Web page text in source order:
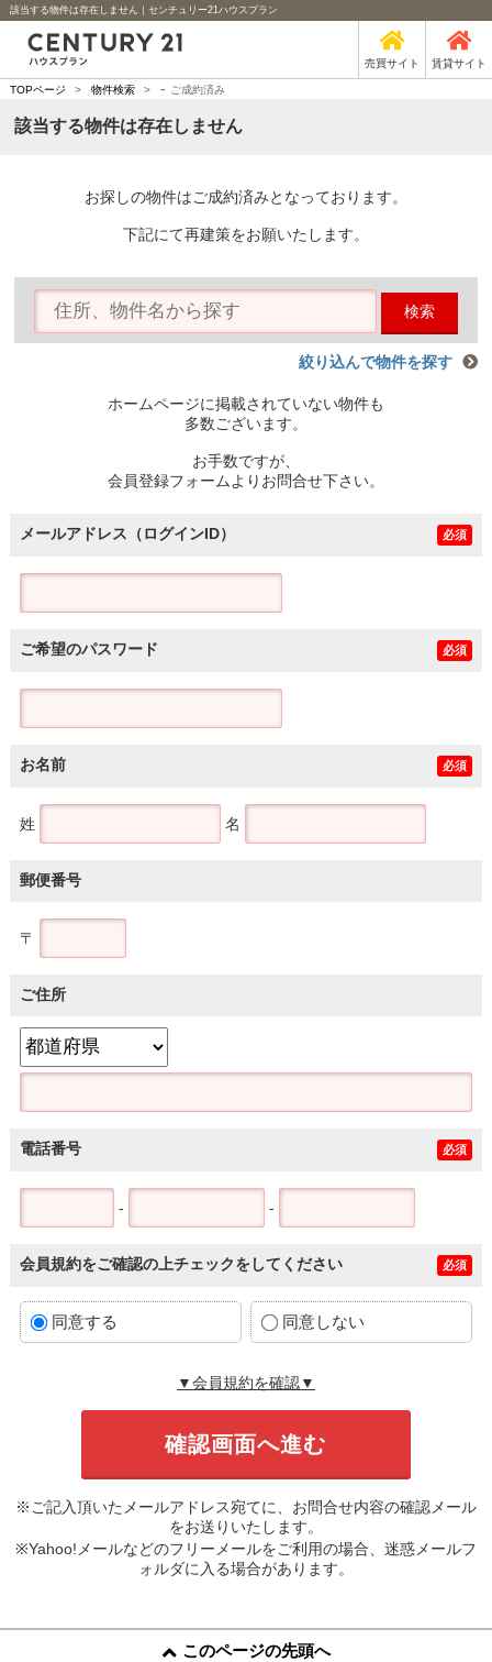
該当する物件は存在しません｜センチュリー21ハウスプラン
売買サイト 賃貸サイト
TOPページ > 物件検索 > - ご成約済み
該当する物件は存在しません
お探しの物件はご成約済みとなっております。
下記にて再建策をお願いたします。
検索
絞り込んで物件を探す
ホームページに掲載されていない物件も
多数ございます。
お手数ですが、
会員登録フォームよりお問合せ下さい。
メールアドレス（ログインID） 必須
ご希望のパスワード 必須
お名前 必須
姓 名
郵便番号
〒
ご住所
電話番号 必須
- -
会員規約をご確認の上チェックをしてください 必須
同意する 同意しない
▼会員規約を確認▼
※ご記入頂いたメールアドレス宛てに、お問合せ内容の確認メール
をお送りいたします。
※Yahoo!メールなどのフリーメールをご利用の場合、迷惑メールフ
ォルダに入る場合があります。
このページの先頭へ